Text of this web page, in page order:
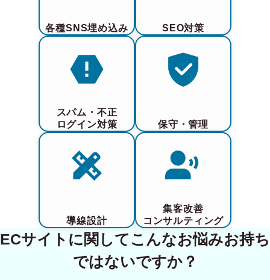
各種SNS埋め込み SEO対策
スパム・不正
ログイン対策
保守・管理
導線設計
集客改善
コンサルティング
ECサイトに関してこんなお悩みお持ち
ではないですか？